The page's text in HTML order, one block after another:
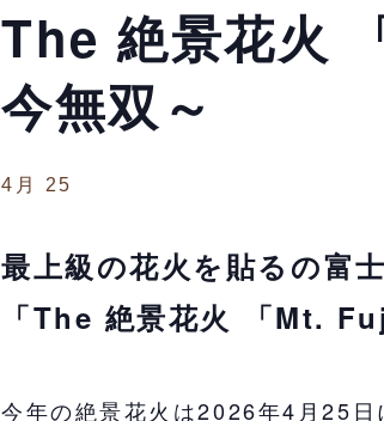
The 絶景花火
今無双～
4月 25
最上級の花火を貼るの富
「The 絶景花火 「Mt.
今年の絶景花火は2026年4月25